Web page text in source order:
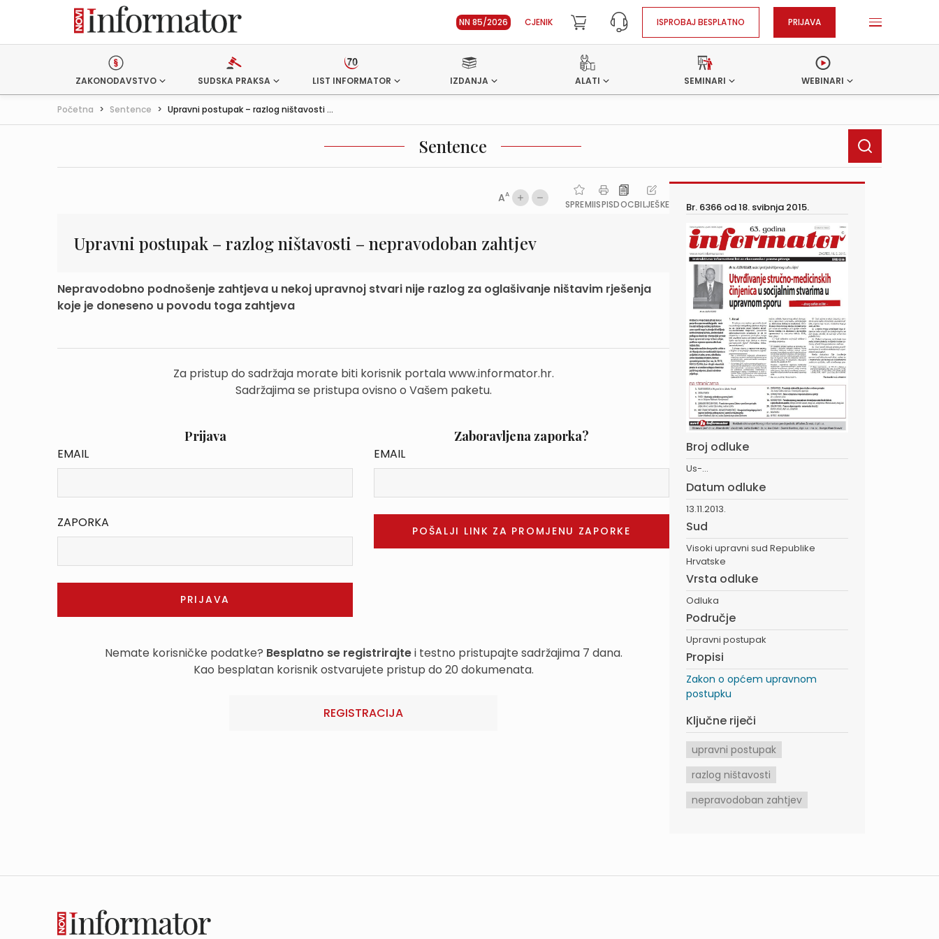
NN 85/2026 CJENIK ISPROBAJ BESPLATNO PRIJAVA
ZAKONODAVSTVO SUDSKA PRAKSA LIST INFORMATOR IZDANJA ALATI SEMINARI WEBINARI
Početna > Sentence > Upravni postupak – razlog ništavosti ...
Sentence
AA
SPREMIISPISDOCBILJEŠKE
Upravni postupak – razlog ništavosti – nepravodoban zahtjev
Nepravodobno podnošenje zahtjeva u nekoj upravnoj stvari nije razlog za oglašivanje ništavim rješenja
koje je doneseno u povodu toga zahtjeva
Za pristup do sadržaja morate biti korisnik portala www.informator.hr.
Sadržajima se pristupa ovisno o Vašem paketu.
Prijava
EMAIL
ZAPORKA
Zaboravljena zaporka?
EMAIL
Nemate korisničke podatke? Besplatno se registrirajtei testno pristupajte sadržajima 7 dana.
Kao besplatan korisnik ostvarujete pristup do 20 dokumenata.
REGISTRACIJA
Br. 6366 od18. svibnja 2015.
Broj odluke
Us-...
Datum odluke
13.11.2013.
Sud
Visoki upravni sud Republike
Hrvatske
Vrsta odluke
Odluka
Područje
Upravni postupak
Propisi
Zakon o općem upravnom
postupku
Ključne riječi
upravni postupak
razlog ništavosti
nepravodoban zahtjev